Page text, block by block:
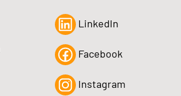
LinkedIn
Facebook
Instagram